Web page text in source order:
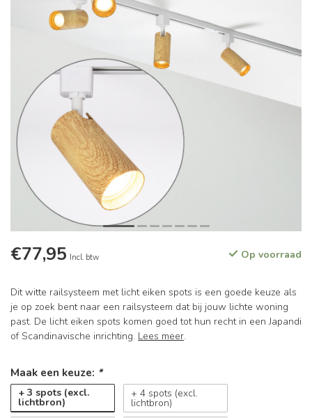
€77,95 Incl. btw Op voorraad
Dit witte railsysteem met licht eiken spots is een goede keuze als
je op zoek bent naar een railsysteem dat bij jouw lichte woning
past. De licht eiken spots komen goed tot hun recht in een Japandi
of Scandinavische inrichting. Lees meer.
Maak een keuze: *
+ 3 spots (excl.
lichtbron)
+ 4 spots (excl.
lichtbron)